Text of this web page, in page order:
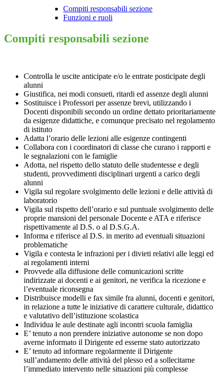
Compiti responsabili sezione
Funzioni e ruoli
Compiti responsabili sezione
Controlla le uscite anticipate e/o le entrate posticipate degli
alunni
Giustifica, nei modi consueti, ritardi ed assenze degli alunni
Sostituisce i Professori per assenze brevi, utilizzando i
Docenti disponibili secondo un ordine dettato prioritariamente
da esigenze didattiche, e comunque precisato nel regolamento
di istituto
Adatta l’orario delle lezioni alle esigenze contingenti
Collabora con i coordinatori di classe che curano i rapporti e
le segnalazioni con le famiglie
Adotta, nel rispetto dello statuto delle studentesse e degli
studenti, provvedimenti disciplinari urgenti a carico degli
alunni
Vigila sul regolare svolgimento delle lezioni e delle attività di
laboratorio
Vigila sul rispetto dell’orario e sul puntuale svolgimento delle
proprie mansioni del personale Docente e ATA e riferisce
rispettivamente al D.S. o al D.S.G.A.
Informa e riferisce al D.S. in merito ad eventuali situazioni
problematiche
Vigila e contesta le infrazioni per i divieti relativi alle leggi ed
ai regolamenti interni
Provvede alla diffusione delle comunicazioni scritte
indirizzate ai docenti e ai genitori, ne verifica la ricezione e
l’eventuale riconsegna
Distribuisce modelli e fax simile fra alunni, docenti e genitori,
in relazione a tutte le iniziative di carattere culturale, didattico
e valutativo dell’istituzione scolastica
Individua le aule destinate agli incontri scuola famiglia
E’ tenuto a non prendere iniziative autonome se non dopo
averne informato il Dirigente ed esserne stato autorizzato
E’ tenuto ad informare regolarmente il Dirigente
sull’andamento delle attività del plesso ed a sollecitarne
l’immediato intervento nelle situazioni più complesse